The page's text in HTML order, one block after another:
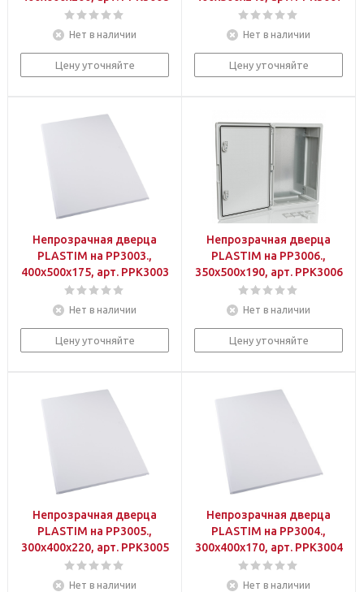
Нет в наличии
Цену уточняйте
Нет в наличии
Цену уточняйте
Непрозрачная дверца
PLASTIM на PP3003.,
400х500х175, арт. PPK3003
Нет в наличии
Цену уточняйте
Непрозрачная дверца
PLASTIM на PP3006.,
350х500х190, арт. PPK3006
Нет в наличии
Цену уточняйте
Непрозрачная дверца
PLASTIM на PP3005.,
300х400х220, арт. PPK3005
Нет в наличии
Непрозрачная дверца
PLASTIM на PP3004.,
300х400х170, арт. PPK3004
Нет в наличии